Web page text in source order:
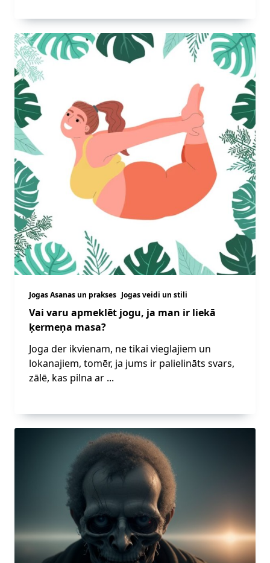
Jogas Asanas un prakses Jogas veidi un stili
Vai varu apmeklēt jogu, ja man ir liekā
ķermeņa masa?
Joga der ikvienam, ne tikai vieglajiem un
lokanajiem, tomēr, ja jums ir palielināts svars,
zālē, kas pilna ar ...